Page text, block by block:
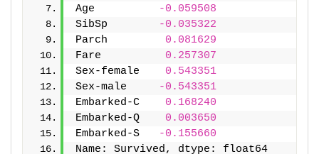
Age
-0.059508
SibSp
-0.035322
Parch 0.081629
Fare 0.257307
Sex-female 0.543351
Sex-male
-0.543351
Embarked-C 0.168240
Embarked-Q 0.003650
Embarked-S
-0.155660
Name: Survived, dtype: float64